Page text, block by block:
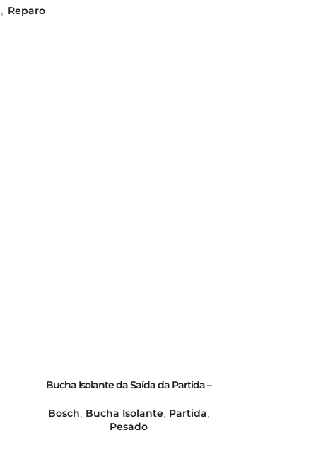
Reparo
Bucha Isolante da Saída da Partida –
Bosch Bucha Isolante, Partida
Pesado